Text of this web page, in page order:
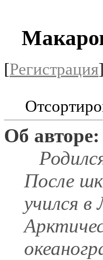
[Регистрация]
Об авторе:
После
учился в